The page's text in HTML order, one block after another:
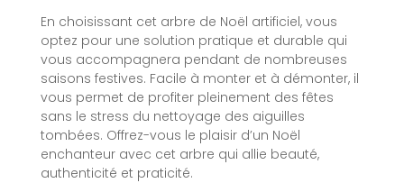
En choisissant cet arbre de Noël artificiel, vous
optez pour une solution pratique et durable qui
vous accompagnera pendant de nombreuses
saisons festives. Facile à monter et à démonter, il
vous permet de profiter pleinement des fêtes
sans le stress du nettoyage des aiguilles
tombées. Offrez-vous le plaisir d’un Noël
enchanteur avec cet arbre qui allie beauté,
authenticité et praticité.